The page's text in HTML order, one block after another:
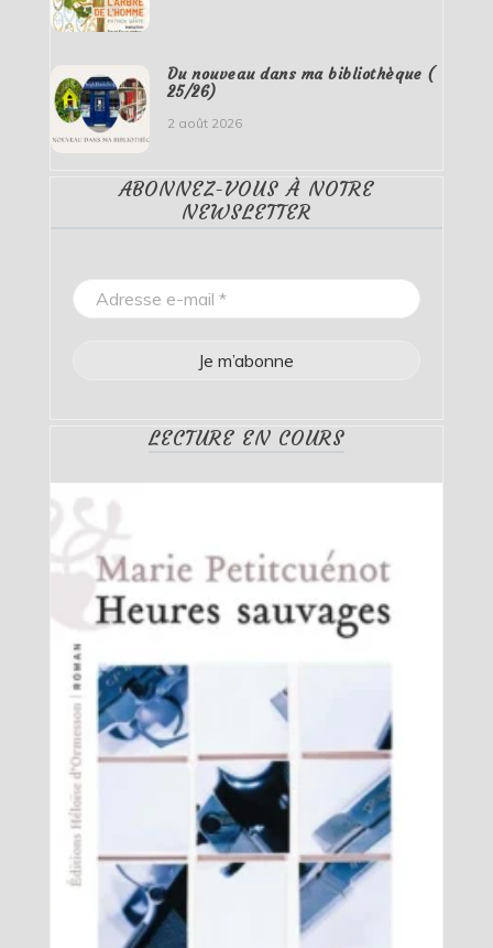
Du nouveau dans ma bibliothèque (
25/26)
2 août 2026
ABONNEZ-VOUS À NOTRE
NEWSLETTER
LECTURE EN COURS